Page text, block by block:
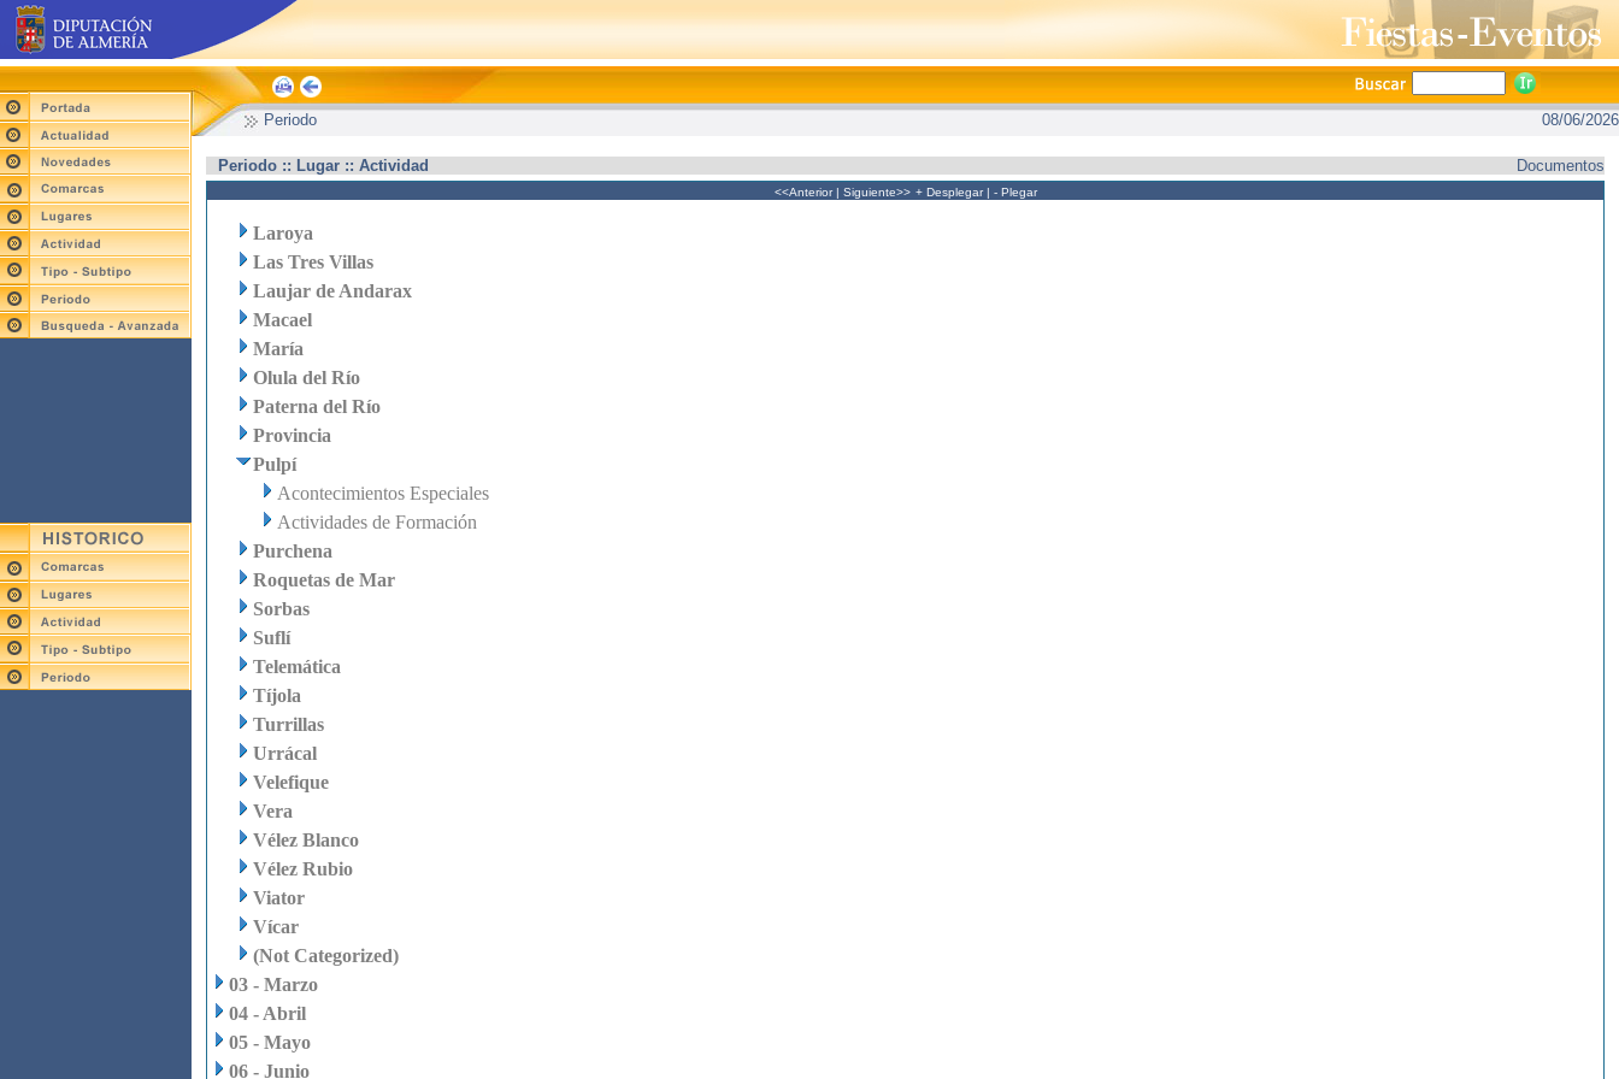
Periodo 08/06/2026
Periodo :: Lugar :: Actividad Documentos
<<Anterior| Siguiente>> + Desplegar| - Plegar
Laroya
Las Tres Villas
Laujar de Andarax
Macael
María
Olula del Río
Paterna del Río
Provincia
Pulpí
Acontecimientos Especiales
Actividades de Formación
Purchena
Roquetas de Mar
Sorbas
Suflí
Telemática
Tíjola
Turrillas
Urrácal
Velefique
Vera
Vélez Blanco
Vélez Rubio
Viator
Vícar
(Not Categorized)
03 - Marzo
04 - Abril
05 - Mayo
06 - Junio